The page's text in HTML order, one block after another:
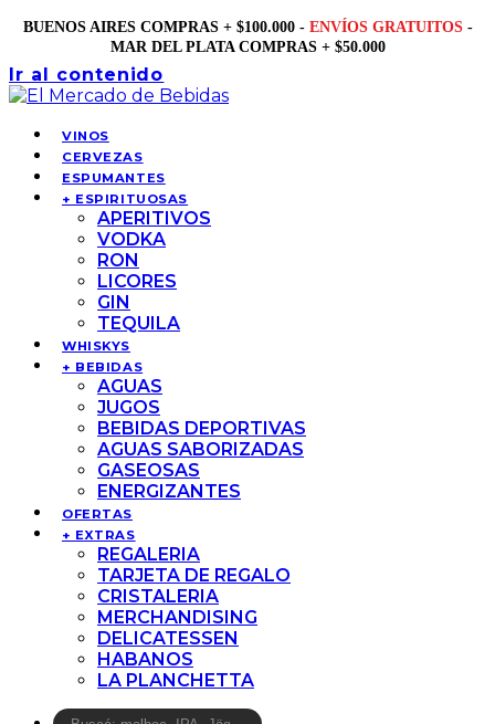
BUENOS AIRES COMPRAS + $100.000 - ENVÍOS GRATUITOS -
MAR DEL PLATA COMPRAS + $50.000
Ir al contenido
VINOS
CERVEZAS
ESPUMANTES
+ ESPIRITUOSAS
APERITIVOS
VODKA
RON
LICORES
GIN
TEQUILA
WHISKYS
+ BEBIDAS
AGUAS
JUGOS
BEBIDAS DEPORTIVAS
AGUAS SABORIZADAS
GASEOSAS
ENERGIZANTES
OFERTAS
+ EXTRAS
REGALERIA
TARJETA DE REGALO
CRISTALERIA
MERCHANDISING
DELICATESSEN
HABANOS
LA PLANCHETTA